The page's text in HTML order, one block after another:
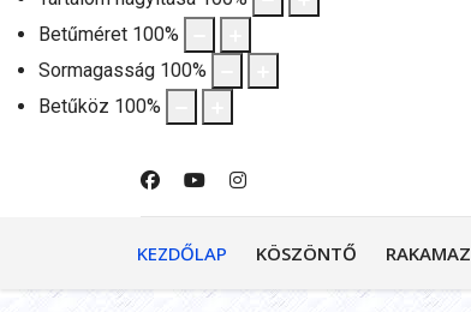
Betűméret 100%
Sormagasság 100%
Betűköz 100%
KEZDŐLAP KÖSZÖNTŐ RAKAMAZ